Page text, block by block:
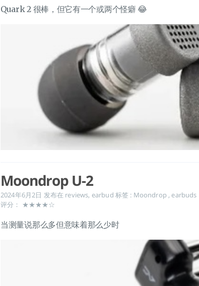
Quark 2 很棒，但它有一个或两个怪癖 😂
Moondrop U-2
2024年6月2日 发布在 reviews, earbud 标签 : Moondrop , earbuds
评分： ★★★★☆
当测量说那么多但意味着那么少时